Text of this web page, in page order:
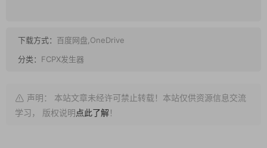
下载方式： 百度网盘,OneDrive
分类： FCPX发生器
声明： 本站文章未经许可禁止转载！本站仅供资源信息交流
学习， 版权说明点此了解！